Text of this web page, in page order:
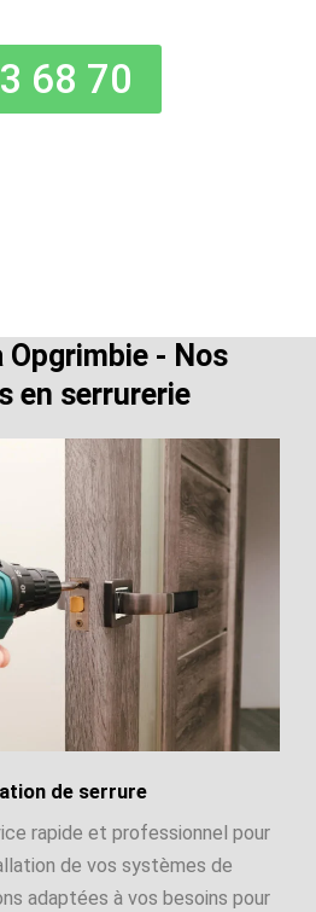
68 70
Opgrimbie - Nos
en serrurerie
de serrure
rapide et professionnel pour
de vos systèmes de
adaptées à vos besoins pour